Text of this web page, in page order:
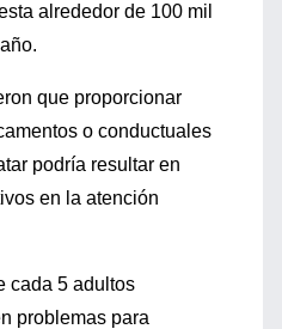
alrededor de 100 mil
que proporcionar
o conductuales
podría resultar en
en la atención
cada 5 adultos
problemas para